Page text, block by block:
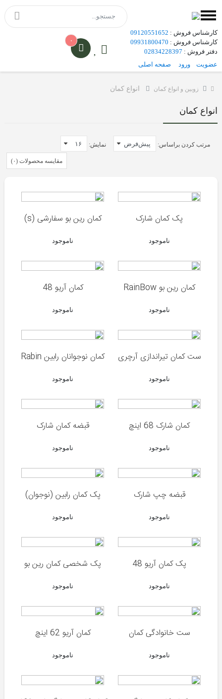
کارشناس فروش : 09120551652
کارشناس فروش : 09931800470
دفتر فروش : 02834228397
عضویت
ورود صفحه اصلی
۰
گامو
هاتسان
کرال
انواع
پایه
PCP
زوبین و انواع کمان انواع کمان
انواع کمان
مرتب کردن براساس: نمایش:
مقایسه محصولات (۰)
پک کمان شارک
ناموجود
کمان رین بو سفارشی (s)
ناموجود
کمان رین بو RainBow
ناموجود
کمان آریو 48
ناموجود
ست کمان تیراندازی آرچری
ناموجود
کمان نوجوانان رابین Rabin
ناموجود
کمان شارک 68 اینچ
ناموجود
قبضه کمان شارک
ناموجود
قبضه چپ شارک
ناموجود
پک کمان رابین (نوجوان)
ناموجود
پک کمان آریو 48
ناموجود
پک شخصی کمان رین بو
ناموجود
ست خانوادگی کمان
ناموجود
کمان آریو 62 اینچ
ناموجود